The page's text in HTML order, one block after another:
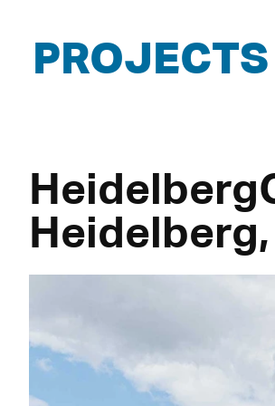
PROJECTS